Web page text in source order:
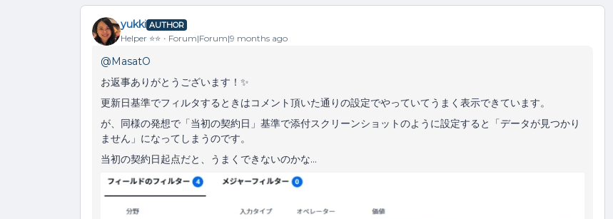
yukki AUTHOR
Helper ⭐️⭐️ Forum|Forum|9 months ago
@MasatO
お返事ありがとうございます！✨️
更新日基準でフィルタするときはコメント頂いた通りの設定でやっていてうまく表示できています。
が、同様の発想で「当初の契約日」基準で添付スクリーンショットのように設定すると「データが見つかり
ません」になってしまうのです。
当初の契約日起点だと、うまくできないのかな…